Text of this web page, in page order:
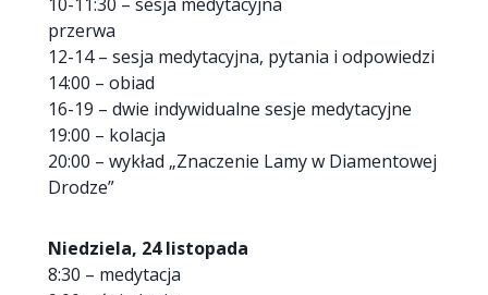
przerwa
12-14 – sesja medytacyjna, pytania i odpowiedzi
14:00 – obiad
16-19 – dwie indywidualne sesje medytacyjne
19:00 – kolacja
20:00 – wykład „Znaczenie Lamy w Diamentowej
Drodze”
Niedziela, 24 listopada
8:30 – medytacja